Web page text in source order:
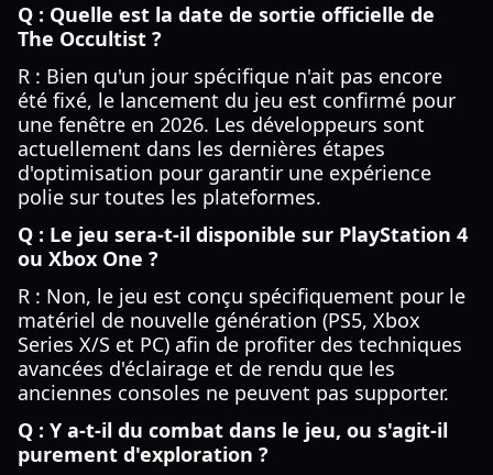
Q : Quelle est la date de sortie officielle de
The Occultist ?
R : Bien qu'un jour spécifique n'ait pas encore
été fixé, le lancement du jeu est confirmé pour
une fenêtre en 2026. Les développeurs sont
actuellement dans les dernières étapes
d'optimisation pour garantir une expérience
polie sur toutes les plateformes.
Q : Le jeu sera-t-il disponible sur PlayStation 4
ou Xbox One ?
R : Non, le jeu est conçu spécifiquement pour le
matériel de nouvelle génération (PS5, Xbox
Series X/S et PC) afin de profiter des techniques
avancées d'éclairage et de rendu que les
anciennes consoles ne peuvent pas supporter.
Q : Y a-t-il du combat dans le jeu, ou s'agit-il
purement d'exploration ?